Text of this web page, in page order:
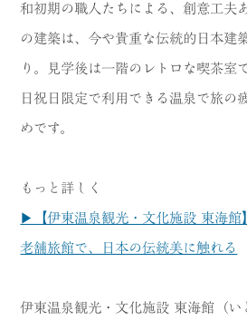
和初期の職人たちによる、創意工夫
の建築は、今や貴重な伝統的日本建
り。見学後は一階のレトロな喫茶室
日祝日限定で利用できる温泉で旅の
めです。
もっと詳しく
▶【伊東温泉観光・文化施設 東海館
老舗旅館で、日本の伝統美に触れる
伊東温泉観光・文化施設 東海館（い